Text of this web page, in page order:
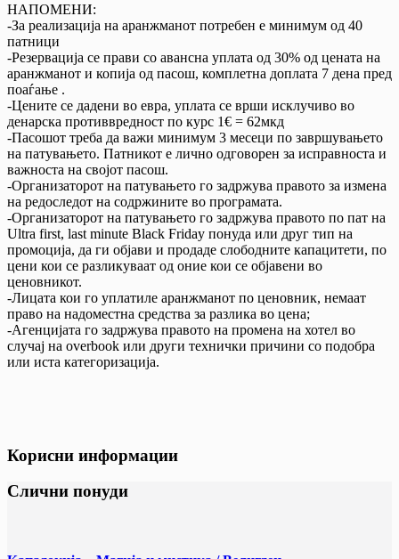
НАПОМЕНИ:
-За реализација на аранжманот потребен е минимум од 40
патници
-Резервација се прави со авансна уплата од 30% од цената на
аранжманот и копија од пасош, комплетна доплата 7 дена пред
поаѓање .
-Цените се дадени во евра, уплата се врши исклучиво во
денарска противвредност по курс 1€ = 62мкд
-Пасошот треба да важи минимум 3 месеци по завршувањето
на патувањето. Патникот е лично одговорен за исправноста и
важноста на својот пасош.
-Организаторот на патувањето го задржува правото за измена
на редоследот на содржините во програмата.
-Организаторот на патувањето го задржува правото по пат на
Ultra first, last minute Black Friday понуда или друг тип на
промоција, да ги објави и продаде слободните капацитети, по
цени кои се разликуваат од оние кои се објавени во
ценовникот.
-Лицата кои го уплатиле аранжманот по ценовник, немаат
право на надоместна средства за разлика во цена;
-Агенцијата го задржува правото на промена на хотел во
случај на overbook или други технички причини со подобра
или иста категоризација.
Корисни информации
Слични понуди